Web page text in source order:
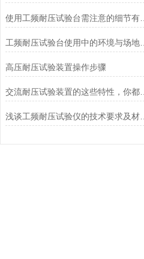
使用工频耐压试验台需注意的细节有哪些
工频耐压试验台使用中的环境与场地要求
高压耐压试验装置操作步骤
交流耐压试验装置的这些特性，你都了解吗？
浅谈工频耐压试验仪的技术要求及材料选用